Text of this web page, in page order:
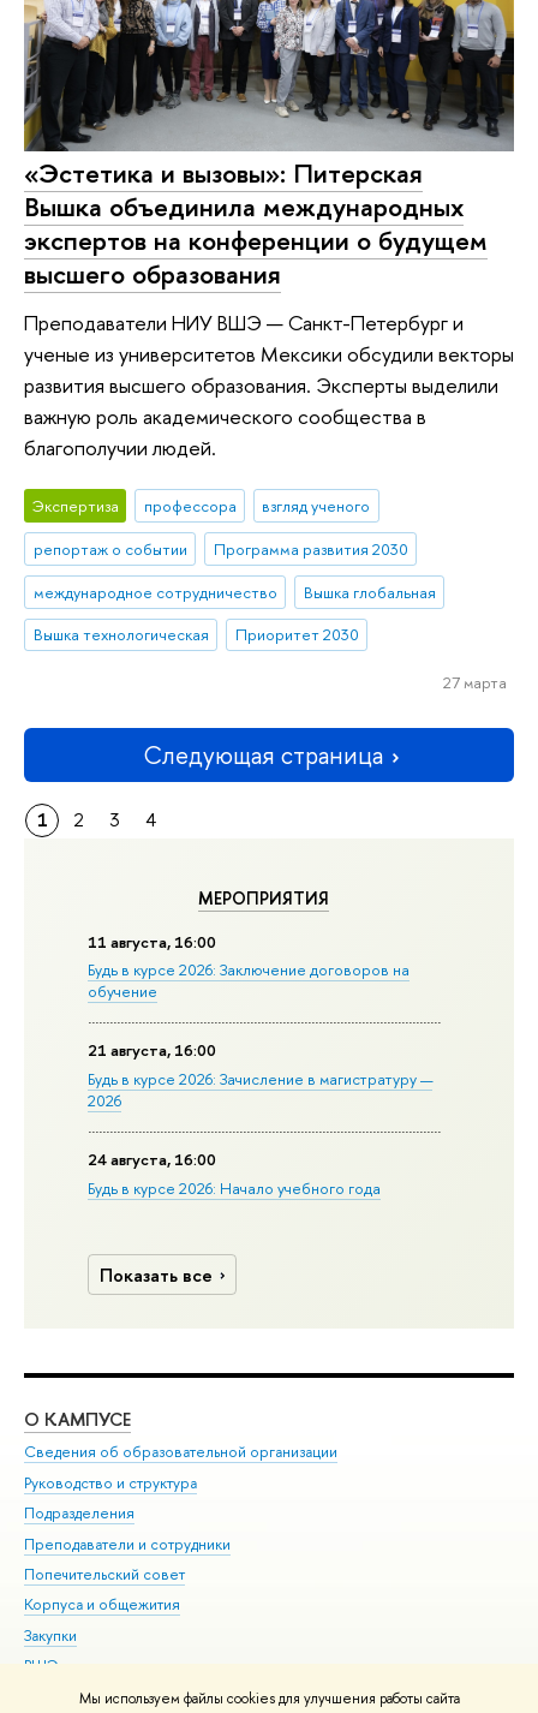
Мы используем файлы cookies для улучшения работы сайта
МЕРОПРИЯТИЯ
11 августа, 16:00
Будь в курсе 2026: Заключение договоров на
обучение
21 августа, 16:00
Будь в курсе 2026: Зачисление в магистратуру —
2026
24 августа, 16:00
Будь в курсе 2026: Начало учебного года
Показать все
«Эстетика и вызовы»: Питерская
Вышка объединила международных
экспертов на конференции о будущем
высшего образования
Преподаватели НИУ ВШЭ — Санкт-Петербург и
ученые из университетов Мексики обсудили векторы
развития высшего образования. Эксперты выделили
важную роль академического сообщества в
благополучии людей.
Экспертиза профессора
взгляд ученого
репортаж о событии
Программа развития 2030
международное сотрудничество
Вышка глобальная
Вышка технологическая
Приоритет 2030
27 марта
Следующая страница
1 2 3 4
О КАМПУСЕ
Сведения об образовательной организации
Руководство и структура
Подразделения
Преподаватели и сотрудники
Попечительский совет
Корпуса и общежития
Закупки
ВШЭ для студентов с ограниченными возможностями
здоровья и инвалидностью